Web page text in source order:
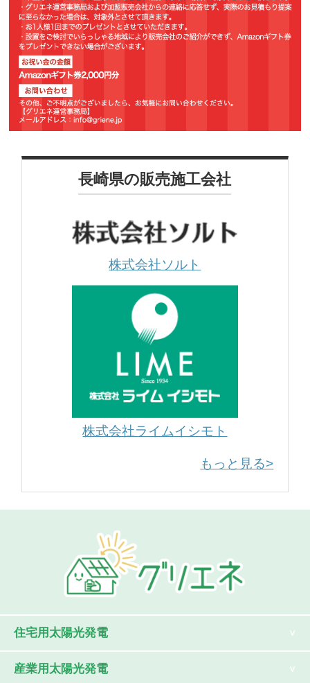
長崎県の販売施工会社
株式会社ソルト
株式会社ライムイシモト
もっと見る>
住宅用太陽光発電
産業用太陽光発電